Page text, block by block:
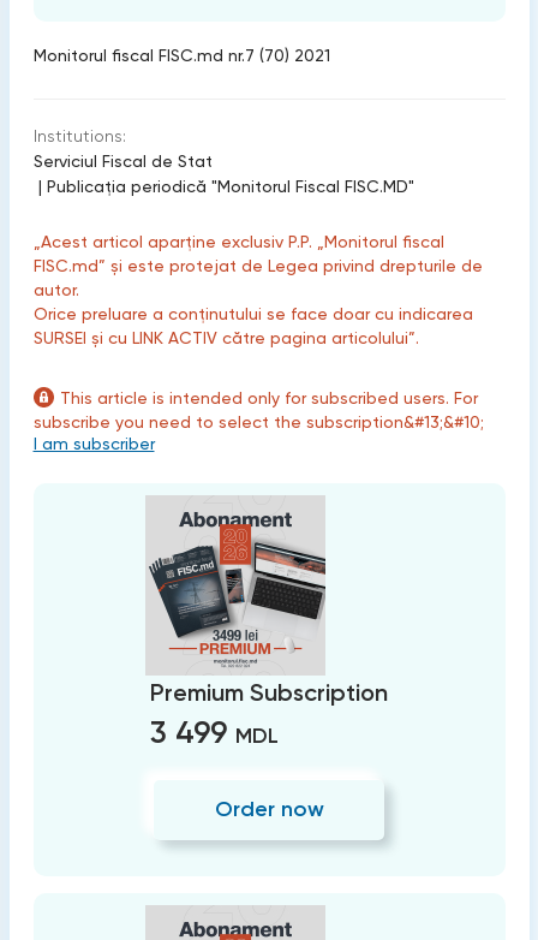
Monitorul fiscal FISC.md nr.7 (70) 2021
Institutions:
Serviciul Fiscal de Stat
| Publicaţia periodică "Monitorul Fiscal FISC.MD"
„Acest articol aparține exclusiv P.P. „Monitorul fiscal
FISC.md” și este protejat de Legea privind drepturile de
autor.
Orice preluare a conținutului se face doar cu indicarea
SURSEI și cu LINK ACTIV către pagina articolului”.
This article is intended only for subscribed users. For
subscribe you need to select the subscription&#13;&#10;
I am subscriber
Premium Subscription
3 499 MDL
Order now